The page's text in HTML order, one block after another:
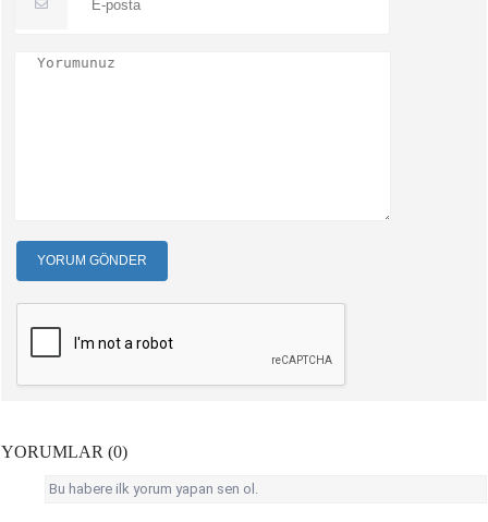
YORUM GÖNDER
YORUMLAR (0)
Bu habere ilk yorum yapan sen ol.